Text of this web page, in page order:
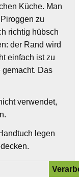
Küche. Man
zu
richtig hübsch
der Rand wird
einfach ist zu
Das
verwendet,
legen